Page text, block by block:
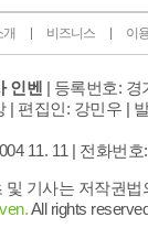
개 비즈니스 이
인벤 | 등록번호: 경
| 편집인: 강민우 |
11. 11 | 전화번호
및 기사는 저작권
All rights